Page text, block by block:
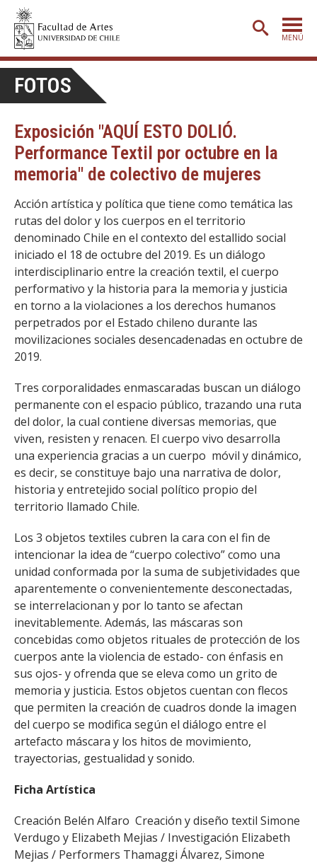
MENÚ
ETAPA BÁSICA
CARRERAS
POSTGRADO
EXTENSIÓN
CREACIÓNE INVESTIGACIÓN
BIBLIOTECA
DEPARTAMENTOS
FACULTAD
Académicas/os Egresadas/os
FOTOS
Exposición "AQUÍ ESTO DOLIÓ.
Performance Textil por octubre en la
memoria" de colectivo de mujeres
Acción artística y política que tiene como temática las
rutas del dolor y los cuerpos en el territorio
denominado Chile en el contexto del estallido social
iniciado el 18 de octubre del 2019. Es un diálogo
interdisciplinario entre la creación textil, el cuerpo
performativo y la historia para la memoria y justicia
en torno a la violaciones a los derechos humanos
perpetrados por el Estado chileno durante las
movilizaciones sociales desencadenadas en octubre de
2019.
Tres corporalidades enmascaradas buscan un diálogo
permanente con el espacio público, trazando una ruta
del dolor, la cual contiene diversas memorias, que
viven, resisten y renacen. El cuerpo vivo desarrolla
una experiencia gracias a un cuerpo móvil y dinámico,
es decir, se constituye bajo una narrativa de dolor,
historia y entretejido social político propio del
territorio llamado Chile.
Los 3 objetos textiles cubren la cara con el fin de
intencionar la idea de “cuerpo colectivo” como una
unidad conformada por la suma de subjetividades que
aparentemente o convenientemente desconectadas,
se interrelacionan y por lo tanto se afectan
inevitablemente. Además, las máscaras son
concebidas como objetos rituales de protección de los
cuerpos ante la violencia de estado- con énfasis en
sus ojos- y ofrenda que se eleva como un grito de
memoria y justicia. Estos objetos cuentan con flecos
que permiten la creación de cuadros donde la imagen
del cuerpo se modifica según el diálogo entre el
artefacto máscara y los hitos de movimiento,
trayectorias, gestualidad y sonido.
Ficha Artística
Creación Belén Alfaro Creación y diseño textil Simone
Verdugo y Elizabeth Mejias / Investigación Elizabeth
Mejias / Performers Thamaggi Álvarez, Simone